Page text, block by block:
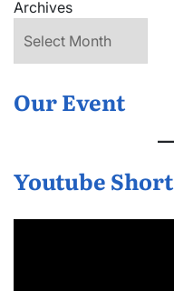
Archives
Our Event
Youtube Short